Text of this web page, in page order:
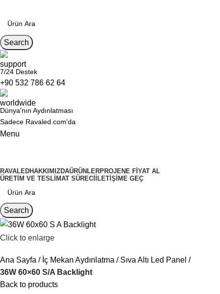
Search
7/24 Destek
+90 532 786 62 64
Dünya'nın Aydınlatması
Sadece Ravaled.com'da
Menu
RAVALEDHAKKIMIZDAÜRÜNLERPROJENE FIYAT AL
ÜRETIM VE TESLIMAT SÜRECI
İLETIŞIME GEÇ
Search
Click to enlarge
Ana Sayfa İç Mekan Aydınlatma
Sıva Altı Led Panel
36W 60×60 S/A Backlight
Back to products